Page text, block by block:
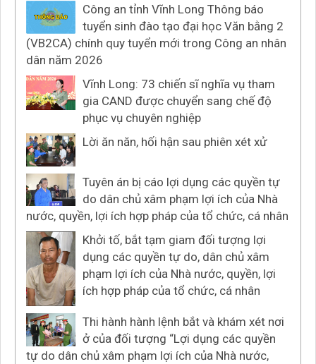
Công an tỉnh Vĩnh Long Thông báo
tuyển sinh đào tạo đại học Văn bằng 2
(VB2CA) chính quy tuyển mới trong Công an nhân
dân năm 2026
Vĩnh Long: 73 chiến sĩ nghĩa vụ tham
gia CAND được chuyển sang chế độ
phục vụ chuyên nghiệp
Lời ăn năn, hối hận sau phiên xét xử
Tuyên án bị cáo lợi dụng các quyền tự
do dân chủ xâm phạm lợi ích của Nhà
nước, quyền, lợi ích hợp pháp của tổ chức, cá nhân
Khởi tố, bắt tạm giam đối tượng lợi
dụng các quyền tự do, dân chủ xâm
phạm lợi ích của Nhà nước, quyền, lợi
ích hợp pháp của tổ chức, cá nhân
Thi hành hành lệnh bắt và khám xét nơi
ở của đối tượng “Lợi dụng các quyền
tự do dân chủ xâm phạm lợi ích của Nhà nước,